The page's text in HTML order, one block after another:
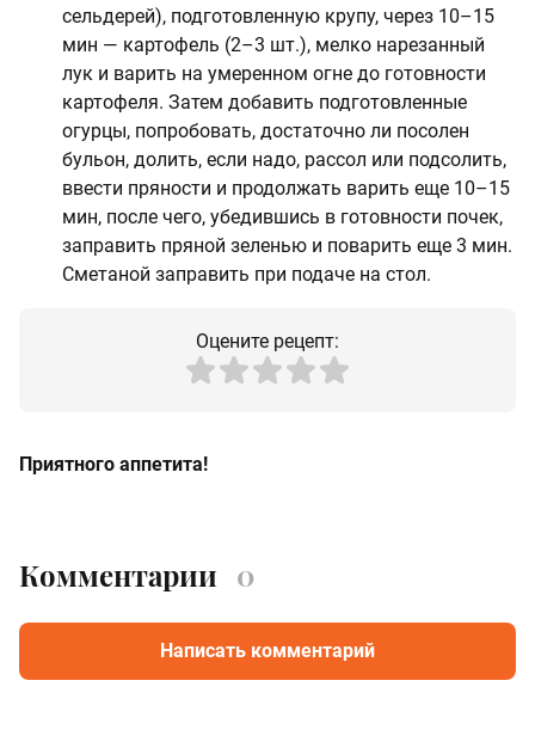
сельдерей), подготовленную крупу, через 10–15
мин — картофель (2–3 шт.), мелко нарезанный
лук и варить на умеренном огне до готовности
картофеля. Затем добавить подготовленные
огурцы, попробовать, достаточно ли посолен
бульон, долить, если надо, рассол или подсолить,
ввести пряности и продолжать варить еще 10–15
мин, после чего, убедившись в готовности почек,
заправить пряной зеленью и поварить еще 3 мин.
Сметаной заправить при подаче на стол.
Оцените рецепт:
Приятного аппетита!
Комментарии 0
Написать комментарий